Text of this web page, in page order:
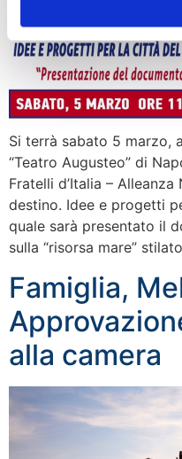
Si terrà sabato 5 marzo,
“Teatro Augusteo” di
Fratelli d’Italia –
destino. Idee e progetti
quale sarà presentato il
sulla “risorsa mare”
Famiglia,
alla camera